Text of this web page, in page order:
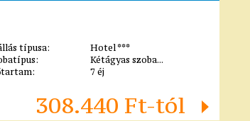
típusa:
Hotel ***
Kétágyas szoba...
7 éj
308.440 Ft-tól